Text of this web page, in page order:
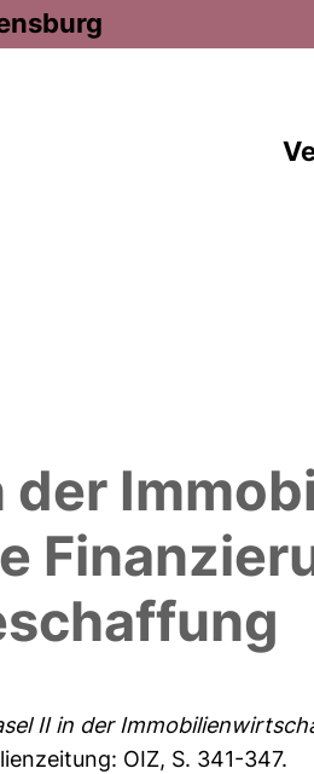
der
II in der
OIZ, S. 341-347.